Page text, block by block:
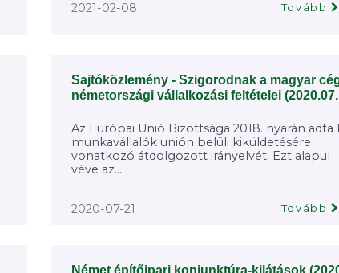
2021-02-08 Tovább
Sajtóközlemény - Szigorodnak a magyar
németországi vállalkozási feltételei
Az Európai Unió Bizottsága 2018. nyarán adta
munkavállalók unión belüli kiküldetésére
vonatkozó átdolgozott irányelvét. Ezt alapul
véve az...
2020-07-21 Tovább
Német építőipari konjunktúra-kilátások